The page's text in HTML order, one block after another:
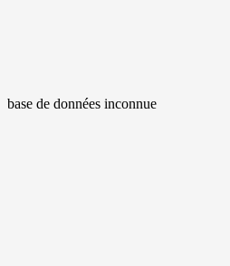
base de données inconnue